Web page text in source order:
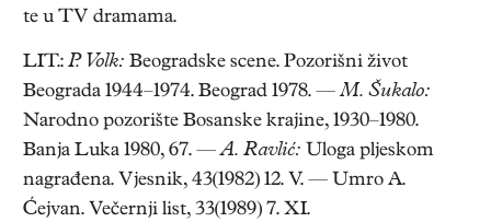
te u TV dramama.
LIT.: P. Volk: Beogradske scene. Pozorišni život
Beograda 1944–1974. Beograd 1978. —M. Šukalo:
Narodno pozorište Bosanske krajine, 1930–1980.
Banja Luka 1980, 67. —A. Ravlić: Uloga pljeskom
nagrađena. Vjesnik, 43(1982) 12. V. — Umro A.
Ćejvan. Večernji list, 33(1989) 7. XI.